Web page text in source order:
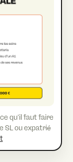
qu’il faut faire
SL ou expatrié